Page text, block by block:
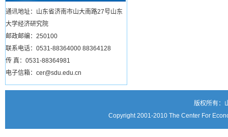
通讯地址：山东省济南市山大南路27号山东
大学经济研究院
邮政邮编：250100
联系电话：0531-88364000 88364128
传 真：0531-88364981
电子信箱：cer@sdu.edu.cn
版权所有：
Copyright 2001-2010 The Center For